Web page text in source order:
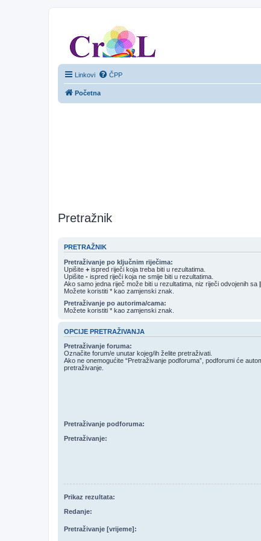
Linkovi ČPP
Početna
Pretražnik
PRETRAŽNIK
Pretraživanje po ključnim riječima:
Upišite + ispred riječi koja treba biti u rezultatima.
Upišite - ispred riječi koja ne smije biti u rezultatima.
Ako samo jedna riječ može biti u rezultatima, niz riječi odvojenih sa |
Možete koristiti * kao zamjenski znak.
Pretraživanje po autorima/cama:
Možete koristiti * kao zamjenski znak.
OPCIJE PRETRAŽIVANJA
Pretraživanje foruma:
Označite forum/e unutar kojeg/ih želite pretraživati.
Ako ne onemogućite “Pretraživanje podforuma”, podforumi će
pretraživanje.
Pretraživanje podforuma:
Pretraživanje:
Prikaz rezultata:
Redanje:
Pretraživanje [vrijeme]: